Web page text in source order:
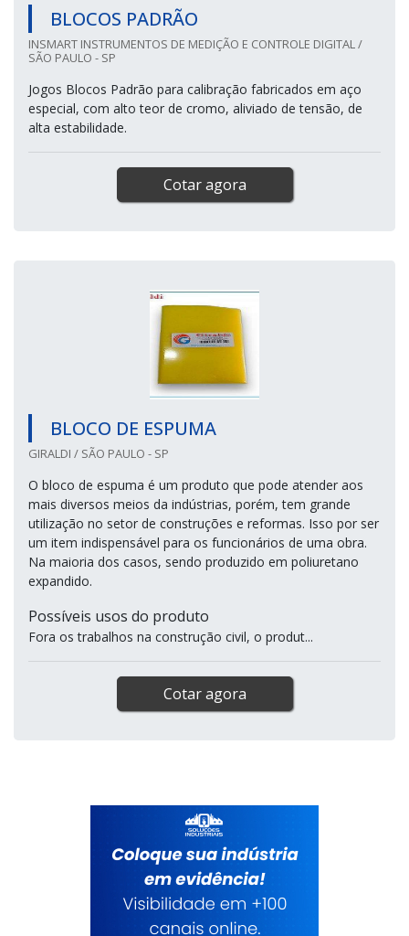
BLOCOS PADRÃO
INSMART INSTRUMENTOS DE MEDIÇÃO E CONTROLE DIGITAL /
SÃO PAULO - SP
Jogos Blocos Padrão para calibração fabricados em aço
especial, com alto teor de cromo, aliviado de tensão, de
alta estabilidade.
Cotar agora
BLOCO DE ESPUMA
GIRALDI / SÃO PAULO - SP
O bloco de espuma é um produto que pode atender aos
mais diversos meios da indústrias, porém, tem grande
utilização no setor de construções e reformas. Isso por ser
um item indispensável para os funcionários de uma obra.
Na maioria dos casos, sendo produzido em poliuretano
expandido.
Possíveis usos do produto
Fora os trabalhos na construção civil, o produt...
Cotar agora